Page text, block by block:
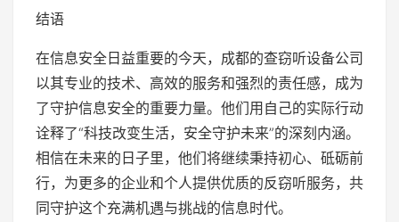
结语
在信息安全日益重要的今天，成都的查窃听设备公司
以其专业的技术、高效的服务和强烈的责任感，成为
了守护信息安全的重要力量。他们用自己的实际行动
诠释了“科技改变生活，安全守护未来”的深刻内涵。
相信在未来的日子里，他们将继续秉持初心、砥砺前
行，为更多的企业和个人提供优质的反窃听服务，共
同守护这个充满机遇与挑战的信息时代。